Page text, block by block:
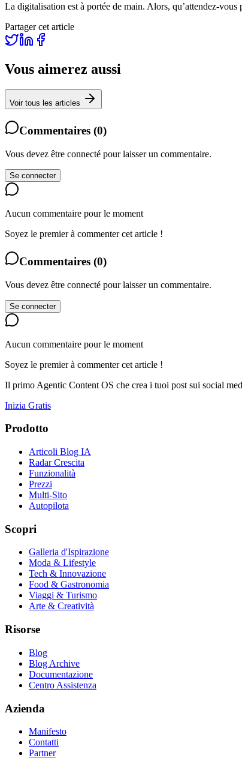
La digitalisation est à portée de main. Alors, qu’attendez-vous
Partager cet article
Vous aimerez aussi
Voir tous les articles
Commentaires (0)
Vous devez être connecté pour laisser un commentaire.
Se connecter
Aucun commentaire pour le moment
Soyez le premier à commenter cet article !
Commentaires (0)
Vous devez être connecté pour laisser un commentaire.
Se connecter
Aucun commentaire pour le moment
Soyez le premier à commenter cet article !
Il primo Agentic Content OS che crea i tuoi post sui social
Inizia Gratis
Prodotto
Articoli Blog IA
Radar Crescita
Funzionalità
Prezzi
Multi-Sito
Autopilota
Scopri
Galleria d'Ispirazione
Moda & Lifestyle
Tech & Innovazione
Food & Gastronomia
Viaggi & Turismo
Arte & Creatività
Risorse
Blog
Blog Archive
Documentazione
Centro Assistenza
Azienda
Manifesto
Contatti
Partner